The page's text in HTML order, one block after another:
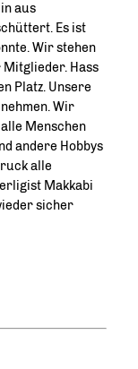
aus
Es ist
Wir stehen
Mitglieder. Hass
Platz. Unsere
Wir
Menschen
andere Hobbys
alle
Makkabi
sicher